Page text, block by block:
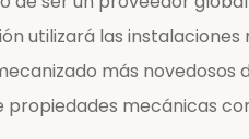
utilizará las
más
mecánicas